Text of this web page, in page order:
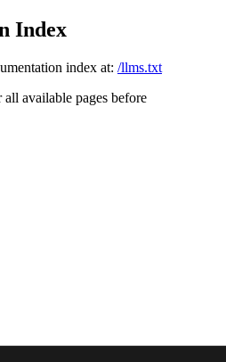
Index
index at: /llms.txt
available pages before